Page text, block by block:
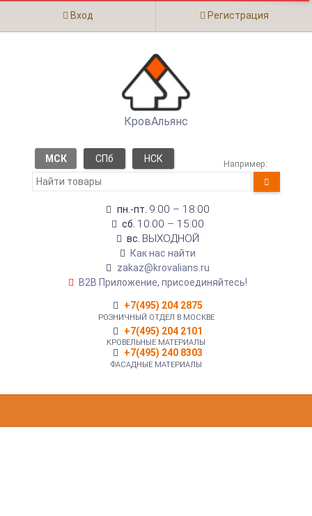
Вход Регистрация
КровАльянс
МСК СПб НСК Например:
пн.-пт. 9:00 – 18:00
сб. 10:00 – 15:00
вс. ВЫХОДНОЙ
Как нас найти
zakaz@krovalians.ru
B2B Приложение, присоединяйтесь!
+7(495) 204 2875
РОЗНИЧНЫЙ ОТДЕЛ В МОСКВЕ
+7(495) 204 2101
КРОВЕЛЬНЫЕ МАТЕРИАЛЫ
+7(495) 240 8303
ФАСАДНЫЕ МАТЕРИАЛЫ